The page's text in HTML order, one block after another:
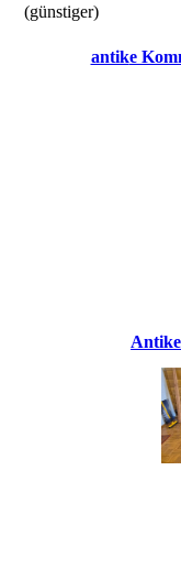
(günstiger)
antike